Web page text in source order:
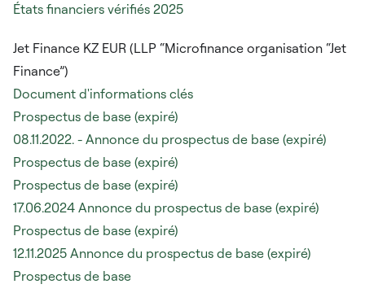
États financiers vérifiés 2025
Jet Finance KZ EUR (LLP “Microfinance organisation “Jet
Finance”)
Document d'informations clés
Prospectus de base (expiré)
08.11.2022. - Annonce du prospectus de base (expiré)
Prospectus de base (expiré)
Prospectus de base (expiré)
17.06.2024 Annonce du prospectus de base (expiré)
Prospectus de base (expiré)
12.11.2025 Annonce du prospectus de base (expiré)
Prospectus de base